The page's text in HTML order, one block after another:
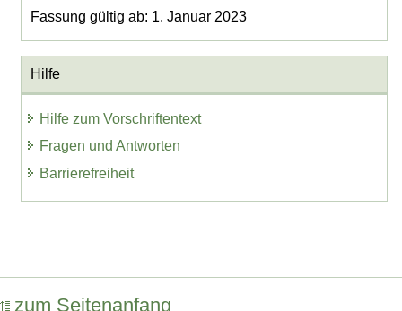
Fassung gültig ab: 1. Januar 2023
Hilfe
Hilfe zum Vorschriftentext
Fragen und Antworten
Barrierefreiheit
zum Seitenanfang